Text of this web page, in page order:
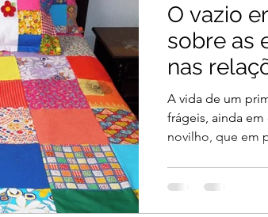
O vazio
sobre as
nas
A vida de um
frágeis, ainda
novilho, que em